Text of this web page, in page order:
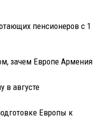
пенсионеров с 1
зачем Европе Армения
в августе
Европы к